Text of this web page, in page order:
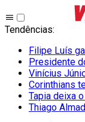
Tendências:
Filipe Luís
Presidente
Vinícius
Corinthians
Tapia deixa
Thiago